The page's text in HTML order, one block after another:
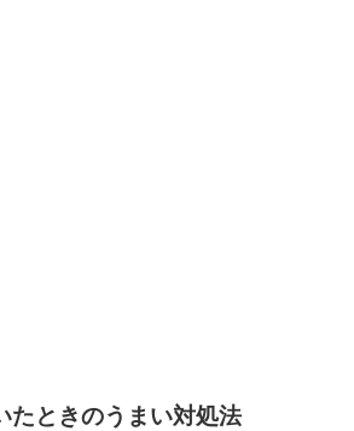
たときのうまい対処法